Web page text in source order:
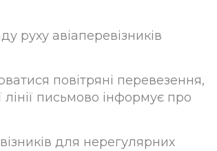
руху авіаперевізників
повітряні перевезення,
письмово інформує про
для нерегулярних